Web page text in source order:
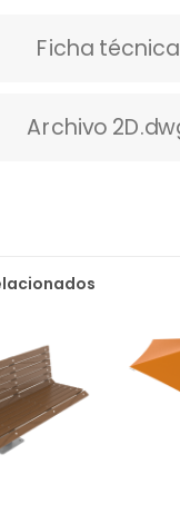
Ficha técnica
Archivo